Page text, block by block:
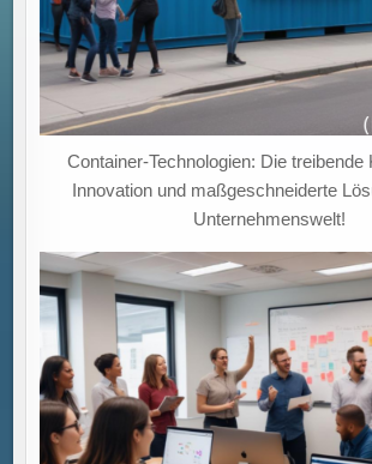
Container-Technologien: Die treibende
Innovation und maßgeschneiderte
Unternehmenswelt!